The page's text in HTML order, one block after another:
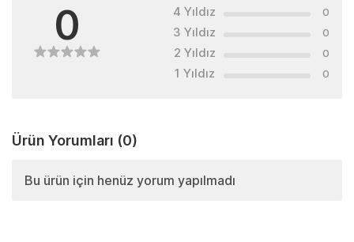
0 4 Yıldız 0
3 Yıldız 0
2 Yıldız 0
1 Yıldız 0
Ürün Yorumları (0)
Bu ürün için henüz yorum yapılmadı